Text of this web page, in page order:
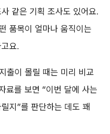
같은 기획 조사도 있어요.
품목이 얼마나 움직이는
요.
출이 몰릴 때는 미리 비교
료를 보면 “이번 달에 사는
지”를 판단하는 데도 꽤